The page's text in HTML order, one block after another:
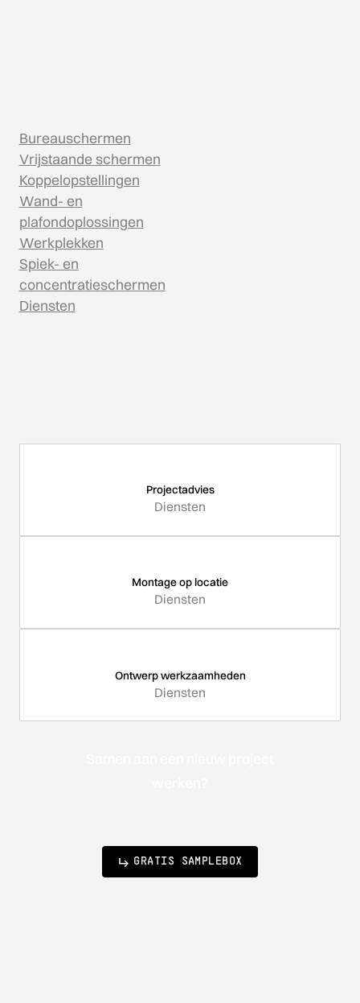
Bureauschermen
Vrijstaande schermen
Koppelopstellingen
Wand- en
plafondoplossingen
Werkplekken
Spiek- en
concentratieschermen
Diensten
Projectadvies
Diensten
Montage op locatie
Diensten
Ontwerp werkzaamheden
Diensten
GRATIS SAMPLEBOX